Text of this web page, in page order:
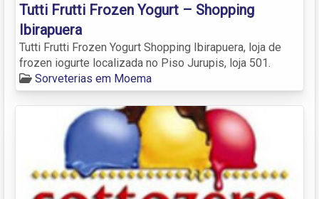
Tutti Frutti Frozen Yogurt – Shopping
Ibirapuera
Tutti Frutti Frozen Yogurt Shopping Ibirapuera, loja de
frozen iogurte localizada no Piso Jurupis, loja 501.
Sorveterias em Moema